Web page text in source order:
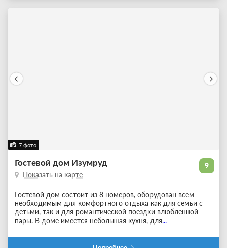
7 фото
9
Гостевой дом Изумруд
Показать на карте
Гостевой дом состоит из 8 номеров, оборудован всем
необходимым для комфортного отдыха как для семьи с
детьми, так и для романтической поездки влюбленной
пары. В доме имеется небольшая кухня, для...